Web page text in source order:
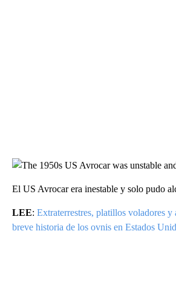
El US Avrocar era inestable y solo pudo
LEE: Extraterrestres, platillos voladores y
breve historia de los ovnis en Estados